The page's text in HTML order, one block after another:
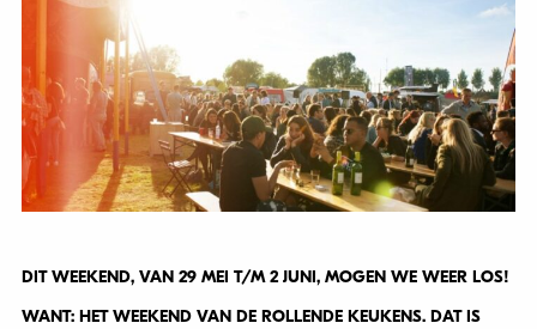
DIT WEEKEND, VAN 29 MEI T/M 2 JUNI, MOGEN WE WEER LOS!
WANT: HET WEEKEND VAN DE ROLLENDE KEUKENS. DAT IS